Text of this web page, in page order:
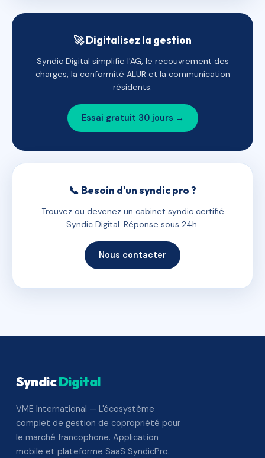
🚀 Digitalisez la gestion
Syndic Digital simplifie l'AG, le recouvrement des
charges, la conformité ALUR et la communication
résidents.
Essai gratuit 30 jours →
📞 Besoin d'un syndic pro ?
Trouvez ou devenez un cabinet syndic certifié
Syndic Digital. Réponse sous 24h.
Nous contacter
SyndicDigital
VME International — L'écosystème
complet de gestion de copropriété pour
le marché francophone. Application
mobile et plateforme SaaS SyndicPro.